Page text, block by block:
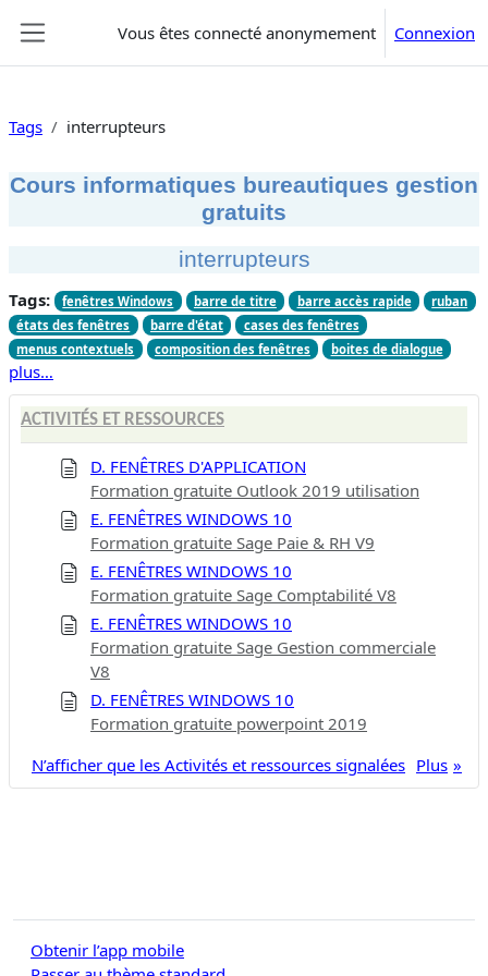
Vous êtes connecté anonymement Connexion
Tags interrupteurs
Cours informatiques bureautiques gestion
gratuits
interrupteurs
Tags: fenêtres Windows barre de titre barre accès rapide
ruban
états des fenêtres
barre d'état
cases des fenêtres
menus contextuels
composition des fenêtres boites de dialogue
plus…
ACTIVITÉS ET RESSOURCES
D. FENÊTRES D'APPLICATION
Formation gratuite Outlook 2019 utilisation
E. FENÊTRES WINDOWS 10
Formation gratuite Sage Paie & RH V9
E. FENÊTRES WINDOWS 10
Formation gratuite Sage Comptabilité V8
E. FENÊTRES WINDOWS 10
Formation gratuite Sage Gestion commerciale
V8
D. FENÊTRES WINDOWS 10
Formation gratuite powerpoint 2019
Plus
N’afficher que les Activités et ressources signalées
Obtenir l’app mobile